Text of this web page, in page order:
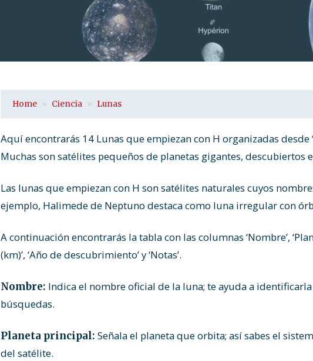
Home Ciencia Lunas
Aquí encontrarás 14 Lunas que empiezan con H organizadas desde
Muchas son satélites pequeños de planetas gigantes, descubiertos
Las lunas que empiezan con H son satélites naturales cuyos
ejemplo, Halimede de Neptuno destaca como luna irregular con
A continuación encontrarás la tabla con las columnas ‘Nombre’,
(km)’, ‘Año de descubrimiento’ y ‘Notas’.
Nombre: Indica el nombre oficial de la luna; te ayuda a
búsquedas.
Planeta principal: Señala el planeta que orbita; así sabes el
del satélite.